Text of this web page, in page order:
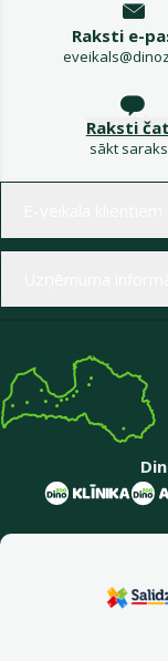
Raksti e-
Raksti
sākt